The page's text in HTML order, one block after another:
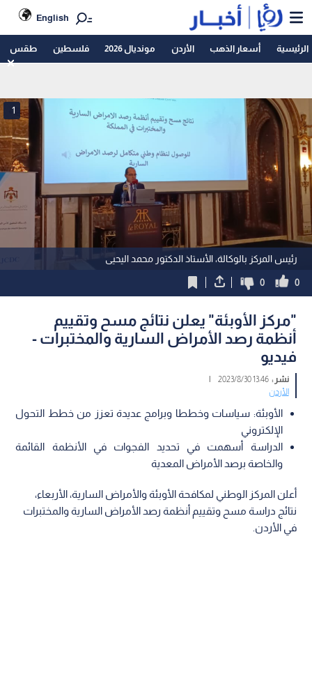
English
الرئيسية أسعار الذهب الأردن مونديال 2026 فلسطين طقس
رئيس المركز بالوكالة، الأستاذ الدكتور محمد اليحيى
1
0
0
"مركز الأوبئة" يعلن نتائج مسح وتقييم
أنظمة رصد الأمراض السارية والمختبرات -
فيديو
نشر :13:46 2023/8/30
|
الأردن
الأوبئة: سياسات وخططا وبرامج عديدة تعزز من خطط التحول
الإلكتروني
الدراسة أسهمت في تحديد الفجوات في الأنظمة القائمة
والخاصة برصد الأمراض المعدية
أعلن المركز الوطني لمكافحة الأوبئة والأمراض السارية، الأربعاء،
نتائج دراسة مسح وتقييم أنظمة رصد الأمراض السارية والمختبرات
في الأردن.